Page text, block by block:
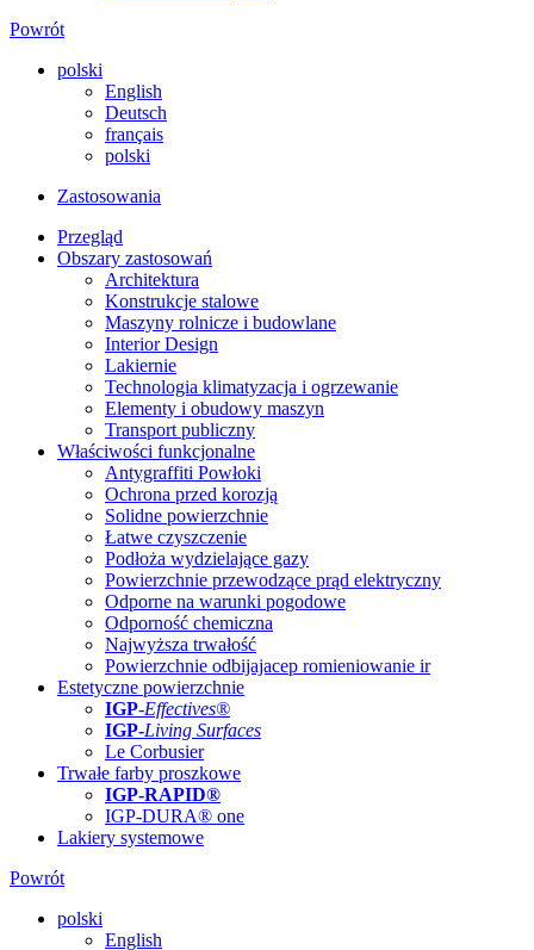
Powrót
polski
English
Deutsch
français
polski
Zastosowania
Przegląd
Obszary zastosowań
Architektura
Konstrukcje stalowe
Maszyny rolnicze i budowlane
Interior Design
Lakiernie
Technologia klimatyzacja i ogrzewanie
Elementy i obudowy maszyn
Transport publiczny
Właściwości funkcjonalne
Antygraffiti Powłoki
Ochrona przed korozją
Solidne powierzchnie
Łatwe czyszczenie
Podłoża wydzielające gazy
Powierzchnie przewodzące prąd elektryczny
Odporne na warunki pogodowe
Odporność chemiczna
Najwyższa trwałość
Powierzchnie odbijajacep romieniowanie ir
Estetyczne powierzchnie
IGP-Effectives®
IGP-Living Surfaces
Le Corbusier
Trwałe farby proszkowe
IGP-RAPID®
IGP-DURA® one
Lakiery systemowe
Powrót
polski
English